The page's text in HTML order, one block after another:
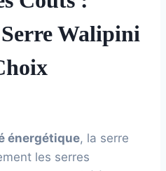
Walipini
énergétique, la serre
les serres